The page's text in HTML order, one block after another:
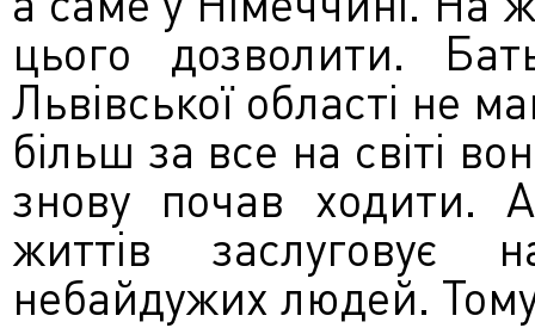
цього дозволити.
Львівської області не
більш за все на світі
знову почав ходити.
життів заслуговує
небайдужих людей.